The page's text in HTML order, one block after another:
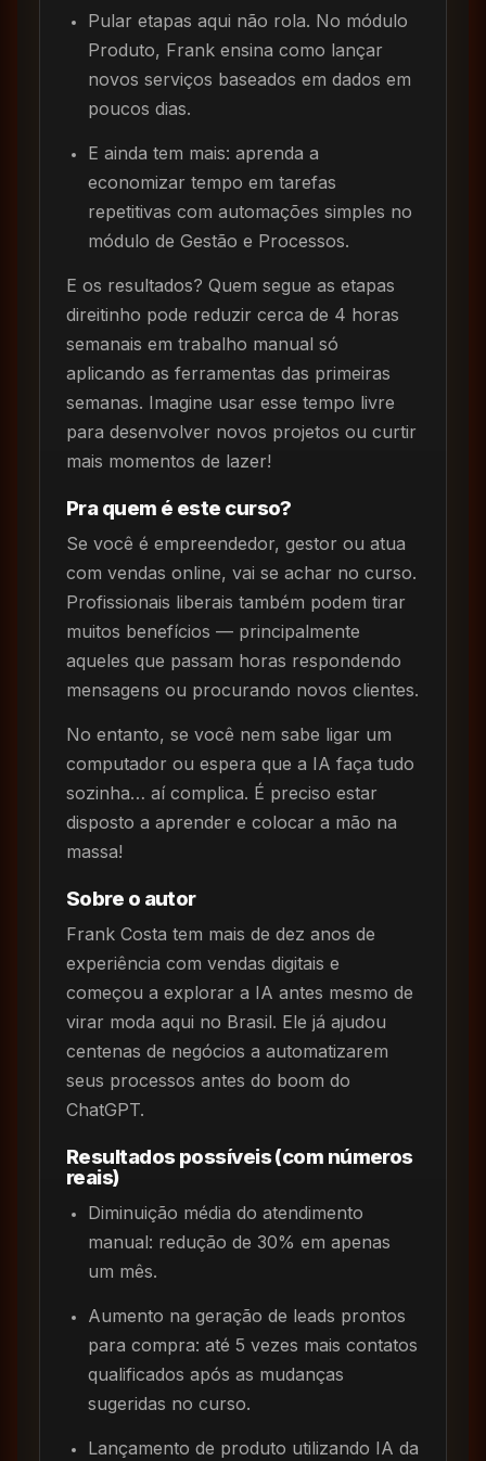
Pular etapas aqui não rola. No módulo
Produto, Frank ensina como lançar
novos serviços baseados em dados em
poucos dias.
E ainda tem mais: aprenda a
economizar tempo em tarefas
repetitivas com automações simples no
módulo de Gestão e Processos.
E os resultados? Quem segue as etapas
direitinho pode reduzir cerca de 4 horas
semanais em trabalho manual só
aplicando as ferramentas das primeiras
semanas. Imagine usar esse tempo livre
para desenvolver novos projetos ou curtir
mais momentos de lazer!
Pra quem é este curso?
Se você é empreendedor, gestor ou atua
com vendas online, vai se achar no curso.
Profissionais liberais também podem tirar
muitos benefícios — principalmente
aqueles que passam horas respondendo
mensagens ou procurando novos clientes.
No entanto, se você nem sabe ligar um
computador ou espera que a IA faça tudo
sozinha… aí complica. É preciso estar
disposto a aprender e colocar a mão na
massa!
Sobre o autor
Frank Costa tem mais de dez anos de
experiência com vendas digitais e
começou a explorar a IA antes mesmo de
virar moda aqui no Brasil. Ele já ajudou
centenas de negócios a automatizarem
seus processos antes do boom do
ChatGPT.
Resultados possíveis (com números
reais)
Diminuição média do atendimento
manual: redução de 30% em apenas
um mês.
Aumento na geração de leads prontos
para compra: até 5 vezes mais contatos
qualificados após as mudanças
sugeridas no curso.
Lançamento de produto utilizando IA da